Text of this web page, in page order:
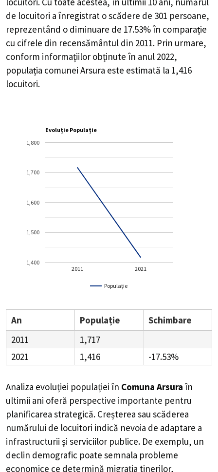
de locuitori a înregistrat oscădere de 301 persoane,
reprezentând o diminuare de 17.53%în comparație
cu cifrele din recensământul din 2011. Prin urmare,
conform informațiilor obținute în anul 2022,
populația comunei Arsura este estimată la 1,416
locuitori.
Evoluție Populație
Populație
2011 2021
1,400
1,500
1,600
1,700
1,800
An Populație
Schimbare
2011
1,717
2021
1,416 -17.53%
Analiza evoluției populației în Comuna Arsura în
ultimii ani oferă perspective importante pentru
planificarea strategică. Creșterea sau scăderea
numărului de locuitori indică nevoia de adaptare a
infrastructurii și serviciilor publice. De exemplu, un
declin demografic poate semnala probleme
economice ce determină migrația tinerilor,